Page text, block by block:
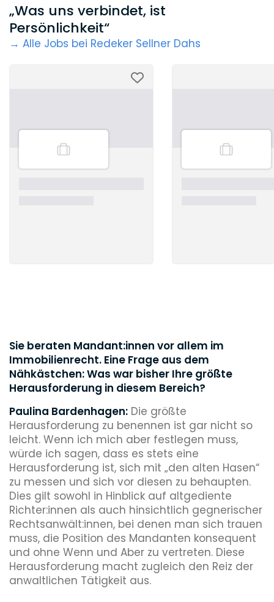
„Was uns verbindet, ist
Persönlichkeit“
→ Alle Jobs bei Redeker Sellner Dahs
Sie beraten Mandant:innen vor allem im
Immobilienrecht. Eine Frage aus dem
Nähkästchen: Was war bisher Ihre größte
Herausforderung in diesem Bereich?
Paulina Bardenhagen: Die größte
Herausforderung zu benennen ist gar nicht so
leicht. Wenn ich mich aber festlegen muss,
würde ich sagen, dass es stets eine
Herausforderung ist, sich mit „den alten Hasen“
zu messen und sich vor diesen zu behaupten.
Dies gilt sowohl in Hinblick auf altgediente
Richter:innen als auch hinsichtlich gegnerischer
Rechtsanwält:innen, bei denen man sich trauen
muss, die Position des Mandanten konsequent
und ohne Wenn und Aber zu vertreten. Diese
Herausforderung macht zugleich den Reiz der
anwaltlichen Tätigkeit aus.